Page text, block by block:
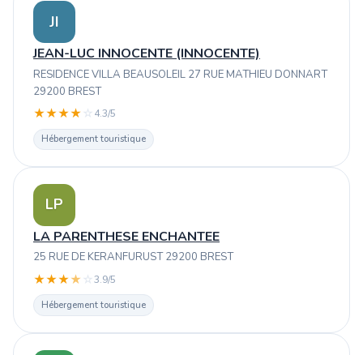
JI
JEAN-LUC INNOCENTE (INNOCENTE)
RESIDENCE VILLA BEAUSOLEIL 27 RUE MATHIEU DONNART
29200 BREST
★★★★ ☆ 4.3/5
Hébergement touristique
LP
LA PARENTHESE ENCHANTEE
25 RUE DE KERANFURUST 29200 BREST
★★★★ ☆3.9/5
Hébergement touristique